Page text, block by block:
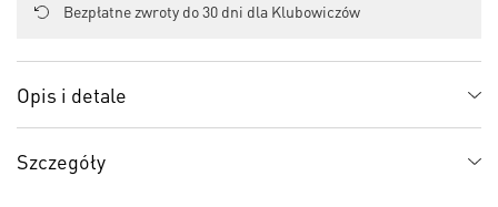
Bezpłatne zwroty do 30 dni dla Klubowiczów
Opis i detale
Szczegóły